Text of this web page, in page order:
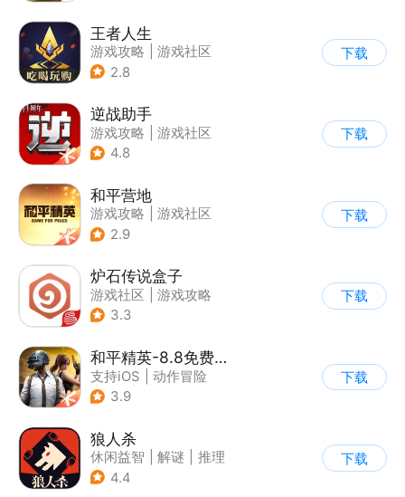
王者人生
游戏攻略
游戏社区
2.8
下载
逆战助手
游戏攻略
游戏社区
4.8
下载
和平营地
游戏攻略
游戏社区
2.9
下载
炉石传说盒子
游戏社区
游戏攻略
3.3
下载
和平精英-8.8免费领20连抽
支持iOS
动作冒险
| PvP
3.9
下载
狼人杀
休闲益智 解谜
推理
| 狼人杀
4.4
下载